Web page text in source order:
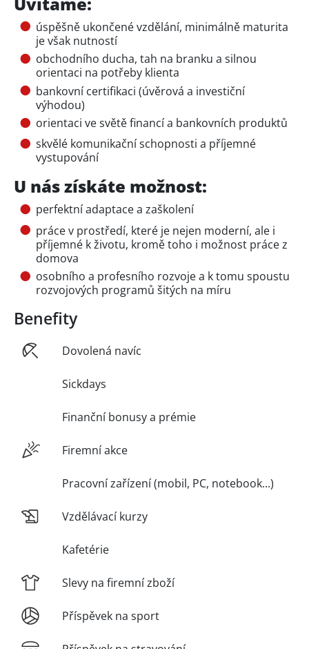
úspěšně ukončené vzdělání, minimálně maturita
je však nutností
obchodního ducha, tah na branku a silnou
orientaci na potřeby klienta
bankovní certifikaci (úvěrová a investiční
výhodou)
orientaci ve světě financí a bankovních produktů
skvělé komunikační schopnosti a příjemné
vystupování
U nás získáte možnost:
perfektní adaptace a zaškolení
práce v prostředí, které je nejen moderní, ale i
příjemné k životu, kromě toho i možnost práce z
domova
osobního a profesního rozvoje a k tomu spoustu
rozvojových programů šitých na míru
Benefity
Dovolená navíc
Sickdays
Finanční bonusy a prémie
Firemní akce
Pracovní zařízení (mobil, PC, notebook...)
Vzdělávací kurzy
Kafetérie
Slevy na firemní zboží
Příspěvek na sport